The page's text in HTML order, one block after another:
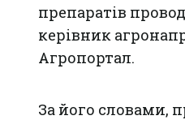
препаратів
керівник
Агропортал.
За його словами,